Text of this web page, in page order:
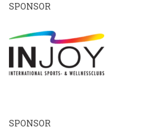
SPONSOR
SPONSOR